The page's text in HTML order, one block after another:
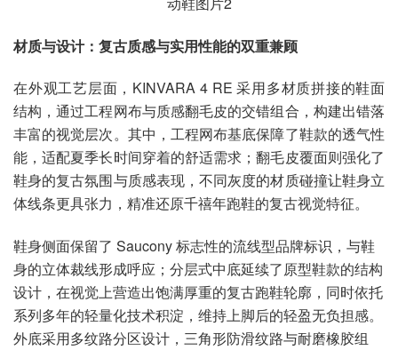
材质与设计：复古质感与实用性能的双重兼顾
在外观工艺层面，KINVARA 4 RE 采用多材质拼接的鞋面
结构，通过工程网布与质感翻毛皮的交错组合，构建出错落
丰富的视觉层次。其中，工程网布基底保障了鞋款的透气性
能，适配夏季长时间穿着的舒适需求；翻毛皮覆面则强化了
鞋身的复古氛围与质感表现，不同灰度的材质碰撞让鞋身立
体线条更具张力，精准还原千禧年跑鞋的复古视觉特征。
鞋身侧面保留了 Saucony 标志性的流线型品牌标识，与鞋
身的立体裁线形成呼应；分层式中底延续了原型鞋款的结构
设计，在视觉上营造出饱满厚重的复古跑鞋轮廓，同时依托
系列多年的轻量化技术积淀，维持上脚后的轻盈无负担感。
外底采用多纹路分区设计，三角形防滑纹路与耐磨橡胶组